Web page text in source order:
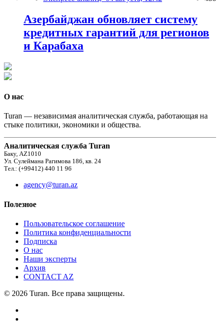
Азербайджан обновляет систему
кредитных гарантий для регионов
и Карабаха
О нас
Turan — независимая аналитическая служба, работающая на
стыке политики, экономики и общества.
Аналитическая служба Turan
Баку, AZ1010
Ул. Сулеймана Рагимова 186, кв. 24
Тел.: (+99412) 440 11 96
agency@turan.az
Полезное
Пользовательское соглашение
Политика конфиденциальности
Подписка
О нас
Наши эксперты
Архив
CONTACT AZ
© 2026 Turan. Все права защищены.